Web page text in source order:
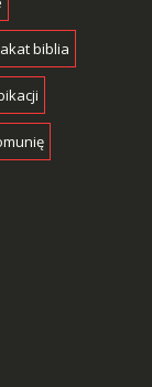
biblia